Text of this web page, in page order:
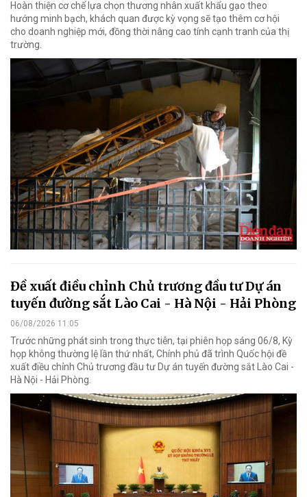
Hoàn thiện cơ chế lựa chọn thương nhân xuất khẩu gạo theo
hướng minh bạch, khách quan được kỳ vọng sẽ tạo thêm cơ hội
cho doanh nghiệp mới, đồng thời nâng cao tính cạnh tranh của thị
trường.
Đề xuất điều chỉnh Chủ trương đầu tư Dự án
tuyến đường sắt Lào Cai - Hà Nội - Hải Phòng
06/08/2026 11:05
Trước những phát sinh trong thực tiễn, tại phiên họp sáng 06/8, Kỳ
họp không thường lệ lần thứ nhất, Chính phủ đã trình Quốc hội đề
xuất điều chỉnh Chủ trương đầu tư Dự án tuyến đường sắt Lào Cai -
Hà Nội - Hải Phòng.